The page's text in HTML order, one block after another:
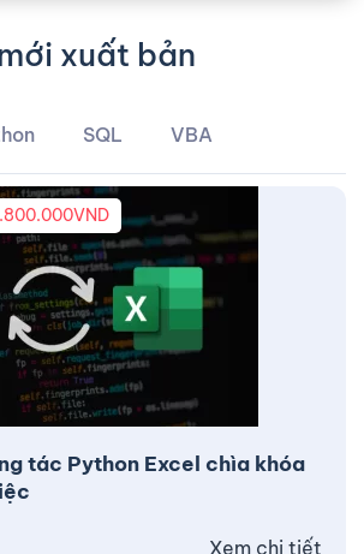
xuất bản
SQL VBA
tác Python Excel chìa khóa
VND
Xem chi tiết